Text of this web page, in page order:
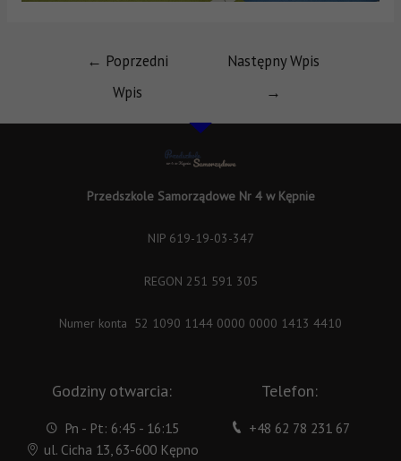
← Poprzedni
Wpis
Następny Wpis
→
Przedszkole Samorządowe Nr 4 w Kępnie
NIP 619-19-03-347
REGON 251 591 305
Numer konta 52 1090 1144 0000 0000 1413 4410
Godziny otwarcia:
Pn - Pt: 6:45 - 16:15
ul. Cicha 13, 63-600 Kępno
Telefon:
+48 62 78 231 67